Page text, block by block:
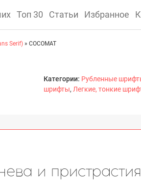
Топ 30 Статьи Избранное
Serif) » COCOMAT
Категории: Рубленные
шрифты, Легкие, тонкие